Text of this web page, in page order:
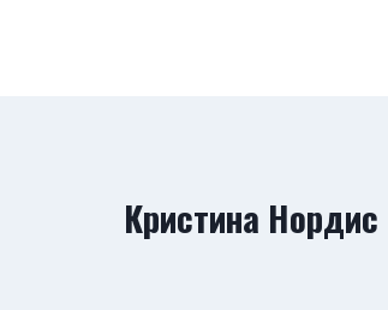
Кристина Нордис